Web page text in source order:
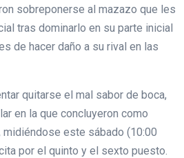
sobreponerse al mazazo que les
tras dominarlo en su parte inicial
de hacer daño a su rival en las
quitarse el mal sabor de boca,
en la que concluyeron como
midiéndose este sábado (10:00
por el quinto y el sexto puesto.